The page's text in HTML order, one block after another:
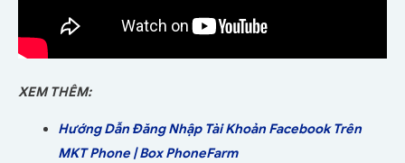
XEM THÊM:
Hướng Dẫn Đăng Nhập Tài Khoản Facebook Trên
MKT Phone | Box PhoneFarm